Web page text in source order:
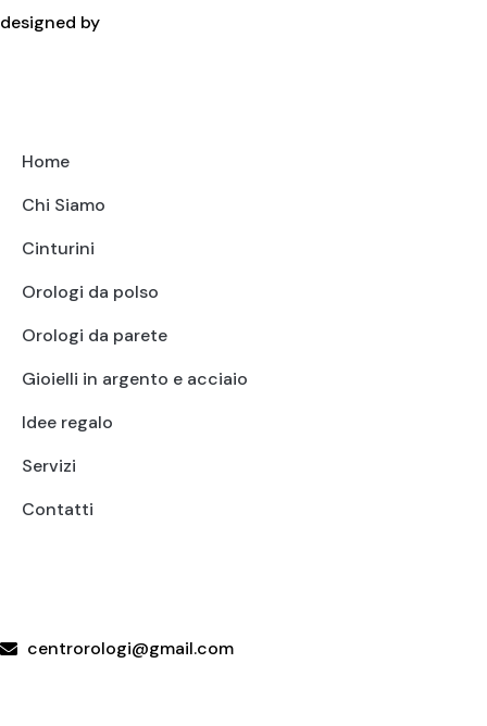
designed by
Home
Chi Siamo
Cinturini
Orologi da polso
Orologi da parete
Gioielli in argento e acciaio
Idee regalo
Servizi
Contatti
centrorologi@gmail.com